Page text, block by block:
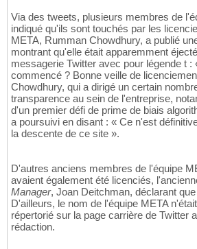
Via des tweets, plusieurs membres de
indiqué qu'ils sont touchés par les
META, Rumman Chowdhury, a publié
montrant qu'elle était apparemment
messagerie Twitter avec pour légende t :
commencé ? Bonne veille de
Chowdhury, qui a dirigé un certain
transparence au sein de l'entreprise,
d'un premier défi de prime de biais
a poursuivi en disant : « Ce n'est
la descente de ce site ».
D'autres anciens membres de l'équipe
avaient également été licenciés,
Manager, Joan Deitchman, déclarant
D'ailleurs, le nom de l'équipe META
répertorié sur la page carrière de Twitter
rédaction.